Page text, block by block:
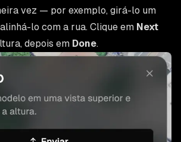
vez — por exemplo, girá-lo um
lo com a rua. Clique em Next
depois em Done.